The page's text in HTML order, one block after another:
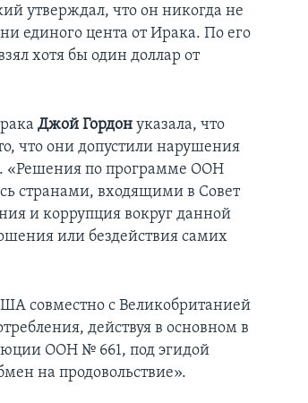
утверждал, что он никогда не
единого цента от Ирака. По его
хотя бы один доллар от
Джой Гордон указала, что
что они допустили нарушения
«Решения по программе ООН
странами, входящими в Совет
и коррупция вокруг данной
или бездействия самих
совместно с Великобританией
действуя в основном в
ООН № 661, под эгидой
на продовольствие».